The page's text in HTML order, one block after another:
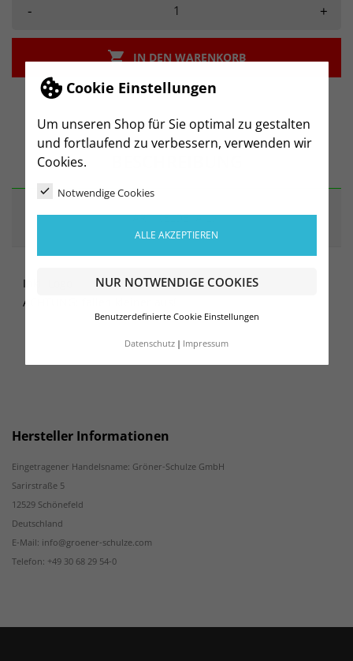
Cookie Einstellungen
Um unseren Shop für Sie optimal zu gestalten
und fortlaufend zu verbessern, verwenden wir
Cookies.
Notwendige Cookies
ALLE AKZEPTIEREN
NUR NOTWENDIGE COOKIES
Benutzerdefinierte Cookie Einstellungen
Datenschutz Impressum
- +
 IN DEN WARENKORB
ARTIKELDETAILS
Inkl. Logo
ACHTUNG: fallen kleiner aus!
Hersteller Informationen
Eingetragener Handelsname: Gröner-Schulze GmbH
Sarirstraße 5
12529 Schönefeld
Deutschland
E-Mail: info@groener-schulze.com
Telefon: +49 30 68 29 54-0